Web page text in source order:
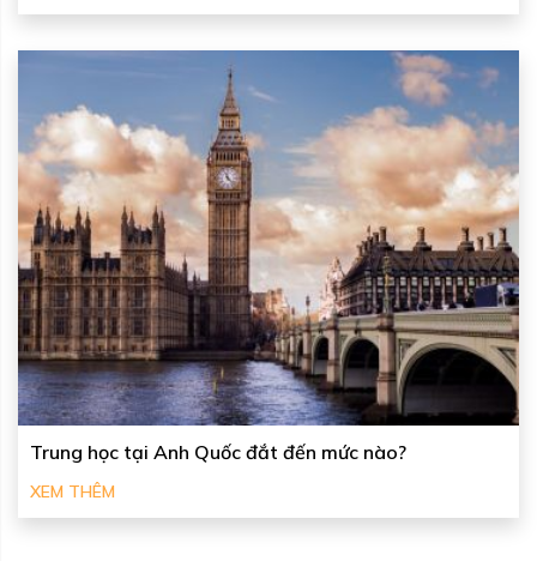
Trung học tại Anh Quốc đắt đến mức nào?
XEM THÊM